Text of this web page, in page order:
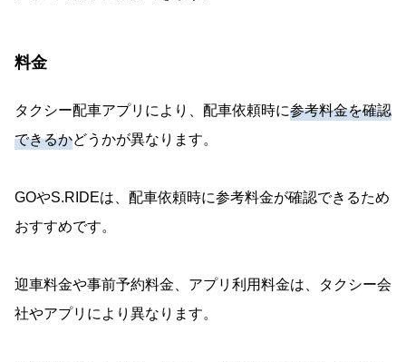
料金
タクシー配車アプリにより、配車依頼時に参考料金を確認
できるかどうかが異なります。
GOやS.RIDEは、配車依頼時に参考料金が確認できるため
おすすめです。
迎車料金や事前予約料金、アプリ利用料金は、タクシー会
社やアプリにより異なります。